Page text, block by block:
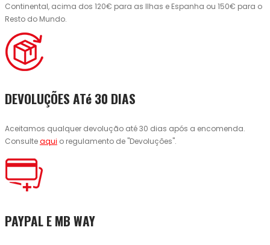
Continental, acima dos 120€ para as Ilhas e Espanha ou 150€ para o
Resto do Mundo.
DEVOLUÇÕES ATé 30 DIAS
Aceitamos qualquer devolução até 30 dias após a encomenda.
Consulteaqui o regulamento de "Devoluções".
PAYPAL E MB WAY